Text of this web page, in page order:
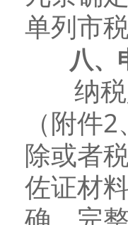
单列市
八、
纳税
（附件
除或者
佐证材